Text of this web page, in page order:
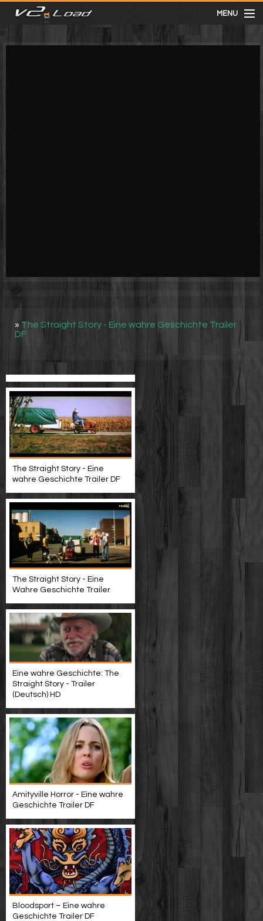
MENU
meist gesehen
» The Straight Story - Eine wahre Geschichte Trailer
DF
The Straight Story - Eine
wahre Geschichte Trailer DF
The Straight Story - Eine
Wahre Geschichte Trailer
Eine wahre Geschichte: The
Straight Story - Trailer
(Deutsch) HD
Amityville Horror - Eine wahre
Geschichte Trailer DF
Bloodsport – Eine wahre
Geschichte Trailer DF